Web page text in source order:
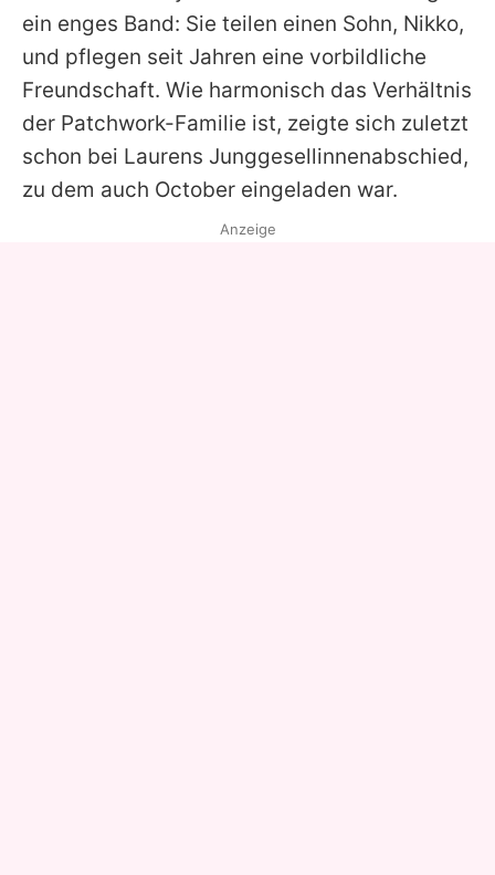
ein enges Band: Sie teilen einen Sohn, Nikko,
und pflegen seit Jahren eine vorbildliche
Freundschaft. Wie harmonisch das Verhältnis
der Patchwork-Familie ist, zeigte sich zuletzt
schon bei Laurens Junggesellinnenabschied,
zu dem auch October eingeladen war.
Anzeige